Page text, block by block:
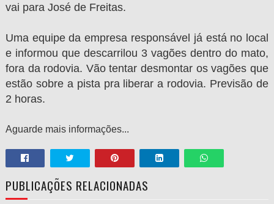
vai para José de Freitas.
Uma equipe da empresa responsável já está no local
e informou que descarrilou 3 vagões dentro do mato,
fora da rodovia. Vão tentar desmontar os vagões que
estão sobre a pista pra liberar a rodovia. Previsão de
2 horas.
Aguarde mais informações...
PUBLICAÇÕES RELACIONADAS